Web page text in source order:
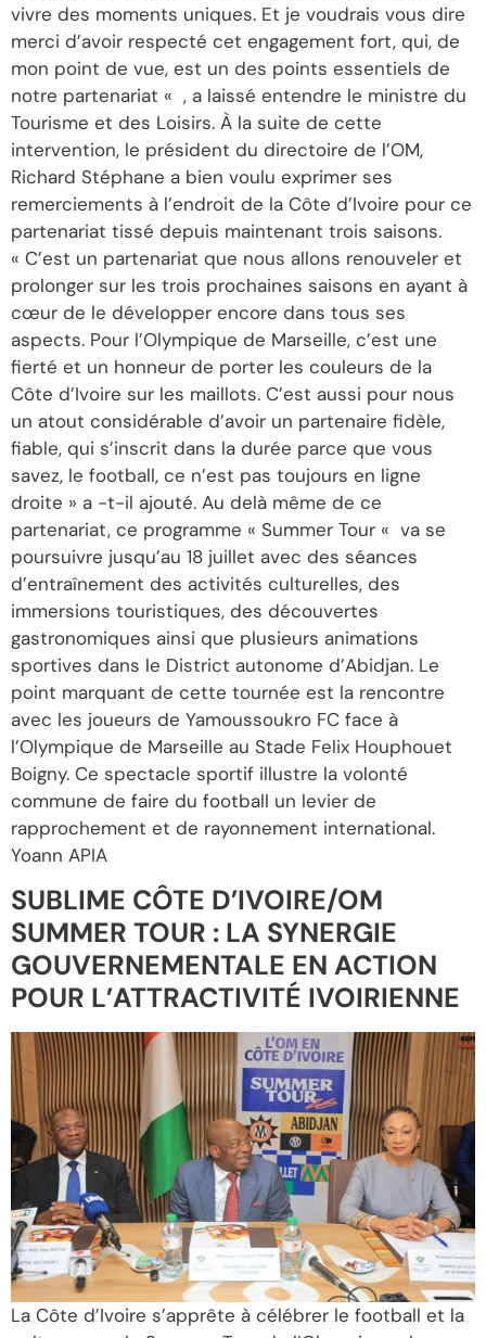
vivre des moments uniques. Et je voudrais vous dire
merci d’avoir respecté cet engagement fort, qui, de
mon point de vue, est un des points essentiels de
notre partenariat « , a laissé entendre le ministre du
Tourisme et des Loisirs. À la suite de cette
intervention, le président du directoire de l’OM,
Richard Stéphane a bien voulu exprimer ses
remerciements à l’endroit de la Côte d’Ivoire pour ce
partenariat tissé depuis maintenant trois saisons.
« C’est un partenariat que nous allons renouveler et
prolonger sur les trois prochaines saisons en ayant à
cœur de le développer encore dans tous ses
aspects. Pour l’Olympique de Marseille, c’est une
fierté et un honneur de porter les couleurs de la
Côte d’Ivoire sur les maillots. C’est aussi pour nous
un atout considérable d’avoir un partenaire fidèle,
fiable, qui s’inscrit dans la durée parce que vous
savez, le football, ce n’est pas toujours en ligne
droite » a -t-il ajouté. Au delà même de ce
partenariat, ce programme « Summer Tour « va se
poursuivre jusqu’au 18 juillet avec des séances
d’entraînement des activités culturelles, des
immersions touristiques, des découvertes
gastronomiques ainsi que plusieurs animations
sportives dans le District autonome d’Abidjan. Le
point marquant de cette tournée est la rencontre
avec les joueurs de Yamoussoukro FC face à
l’Olympique de Marseille au Stade Felix Houphouet
Boigny. Ce spectacle sportif illustre la volonté
commune de faire du football un levier de
rapprochement et de rayonnement international.
Yoann APIA
SUBLIME CÔTE D’IVOIRE/OM
SUMMER TOUR : LA SYNERGIE
GOUVERNEMENTALE EN ACTION
POUR L’ATTRACTIVITÉ IVOIRIENNE
La Côte d’Ivoire s’apprête à célébrer le football et la